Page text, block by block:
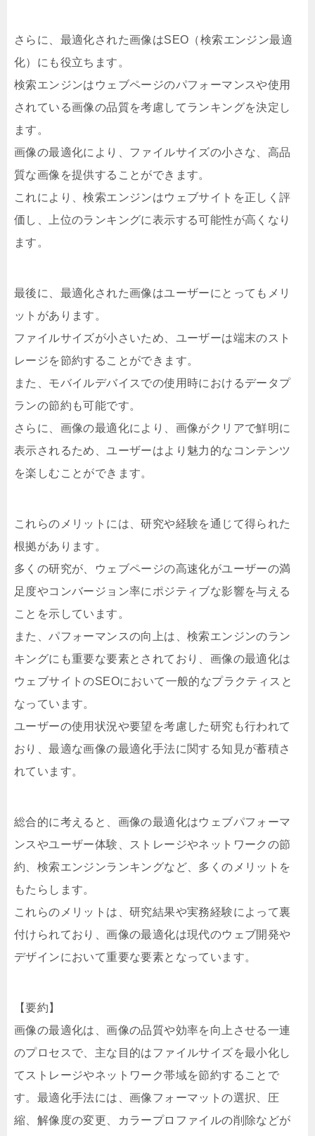
さらに、最適化された画像はSEO（検索エンジン最適
化）にも役立ちます。
検索エンジンはウェブページのパフォーマンスや使用
されている画像の品質を考慮してランキングを決定し
ます。
画像の最適化により、ファイルサイズの小さな、高品
質な画像を提供することができます。
これにより、検索エンジンはウェブサイトを正しく評
価し、上位のランキングに表示する可能性が高くなり
ます。
最後に、最適化された画像はユーザーにとってもメリ
ットがあります。
ファイルサイズが小さいため、ユーザーは端末のスト
レージを節約することができます。
また、モバイルデバイスでの使用時におけるデータプ
ランの節約も可能です。
さらに、画像の最適化により、画像がクリアで鮮明に
表示されるため、ユーザーはより魅力的なコンテンツ
を楽しむことができます。
これらのメリットには、研究や経験を通じて得られた
根拠があります。
多くの研究が、ウェブページの高速化がユーザーの満
足度やコンバージョン率にポジティブな影響を与える
ことを示しています。
また、パフォーマンスの向上は、検索エンジンのラン
キングにも重要な要素とされており、画像の最適化は
ウェブサイトのSEOにおいて一般的なプラクティスと
なっています。
ユーザーの使用状況や要望を考慮した研究も行われて
おり、最適な画像の最適化手法に関する知見が蓄積さ
れています。
総合的に考えると、画像の最適化はウェブパフォーマ
ンスやユーザー体験、ストレージやネットワークの節
約、検索エンジンランキングなど、多くのメリットを
もたらします。
これらのメリットは、研究結果や実務経験によって裏
付けられており、画像の最適化は現代のウェブ開発や
デザインにおいて重要な要素となっています。
【要約】
画像の最適化は、画像の品質や効率を向上させる一連
のプロセスで、主な目的はファイルサイズを最小化し
てストレージやネットワーク帯域を節約することで
す。最適化手法には、画像フォーマットの選択、圧
縮、解像度の変更、カラープロファイルの削除などが